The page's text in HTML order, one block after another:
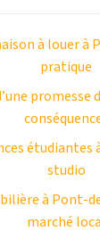
à louer à
pratique
promesse
studio
à Pont-
marché